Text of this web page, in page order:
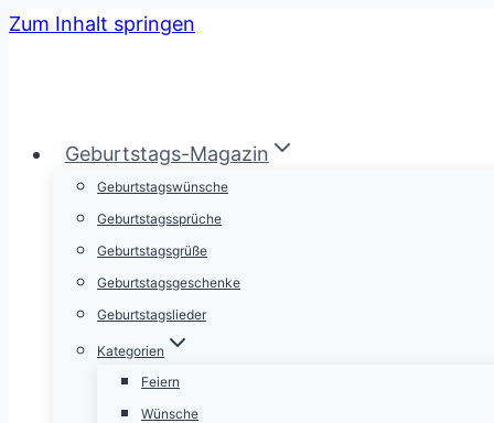
Zum Inhalt springen
Geburtstags-Magazin
Geburtstagswünsche
Geburtstagssprüche
Geburtstagsgrüße
Geburtstagsgeschenke
Geburtstagslieder
Kategorien
Feiern
Wünsche